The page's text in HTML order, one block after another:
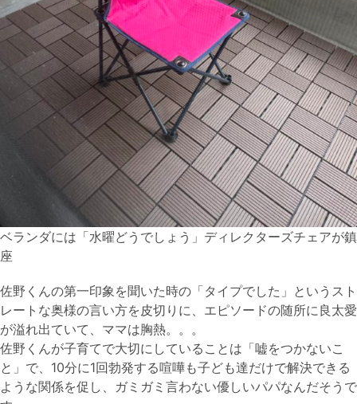
ベランダには「水曜どうでしょう」ディレクターズチェアが鎮
座
佐野くんの第一印象を聞いた時の「タイプでした」というスト
レートな奥様の言い方を皮切りに、エピソードの随所に良太愛
が溢れ出ていて、ママは胸熱。。。
佐野くんが子育てで大切にしていることは「嘘をつかないこ
と」で、10分に1回勃発する喧嘩も子ども達だけで解決できる
ような関係を促し、ガミガミ言わない優しいパパなんだそうで